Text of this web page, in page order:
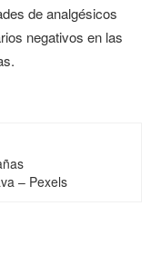
de analgésicos
negativos en las
– Pexels